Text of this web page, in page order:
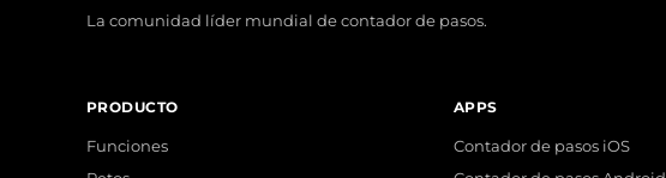
La comunidad líder mundial de contador de pasos.
PRODUCTO
Funciones
APPS
Contador de pasos iOS